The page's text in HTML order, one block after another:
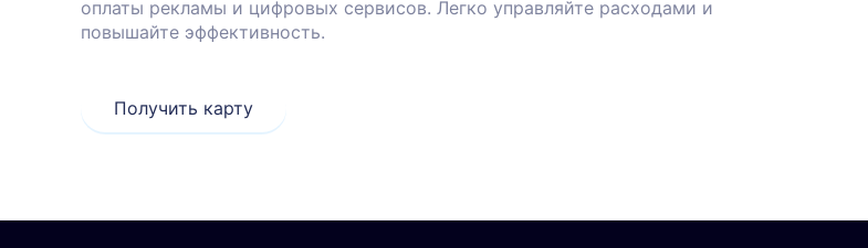
оплаты рекламы и цифровых сервисов. Легко управляйте расходами и
повышайте эффективность.
Получить карту